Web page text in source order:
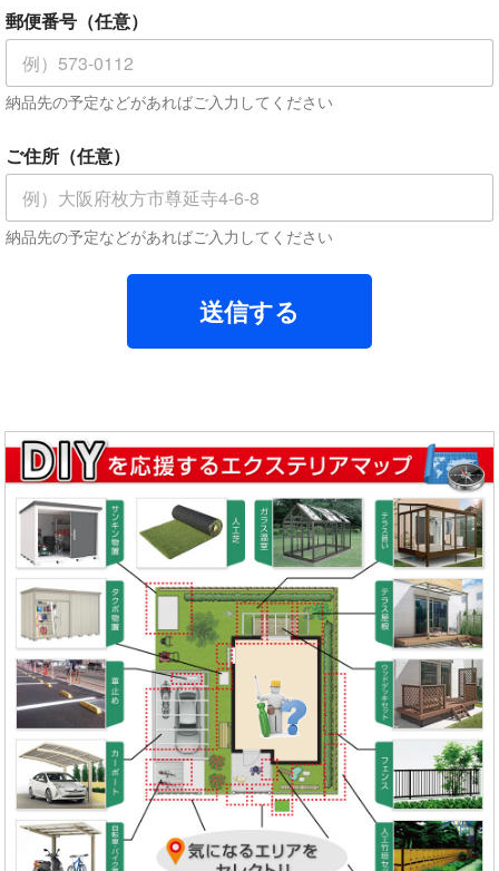
郵便番号（任意）
納品先の予定などがあればご入力してください
ご住所（任意）
納品先の予定などがあればご入力してください
送信する